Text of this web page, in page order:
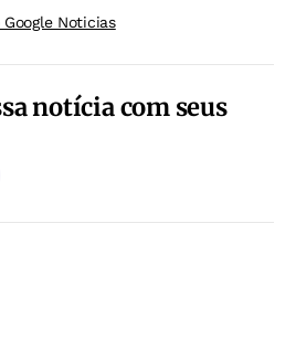
Google Noticias
notícia com seus